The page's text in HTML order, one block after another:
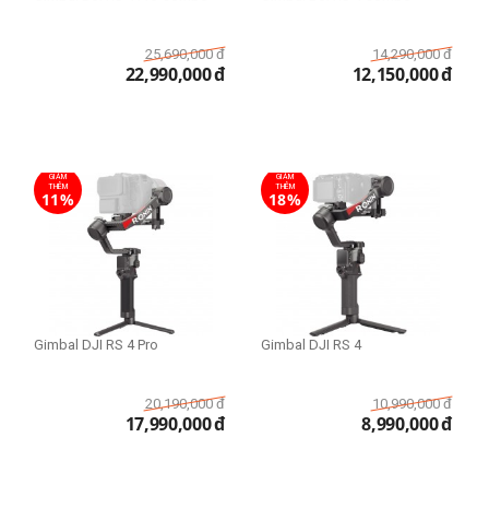
25,690,000 đ
22,990,000đ
14,290,000 đ
12,150,000đ
GIẢM
THÊM
11%
Gimbal DJI RS 4 Pro
20,190,000 đ
17,990,000đ
GIẢM
THÊM
18%
Gimbal DJI RS 4
10,990,000 đ
8,990,000đ